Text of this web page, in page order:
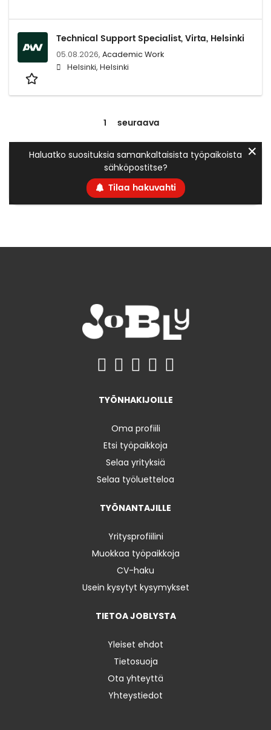
Technical Support Specialist, Virta, Helsinki
05.08.2026, Academic Work
Helsinki, Helsinki
1 seuraava
Haluatko suosituksia samankaltaisista työpaikoista
sähköpostitse?
Tilaa hakuvahti
✕
TYÖNHAKIJOILLE
Oma profiili
Etsi työpaikkoja
Selaa yrityksiä
Selaa työluetteloa
TYÖNANTAJILLE
Yritysprofiilini
Muokkaa työpaikkoja
CV-haku
Usein kysytyt kysymykset
TIETOA JOBLYSTA
Yleiset ehdot
Tietosuoja
Ota yhteyttä
Yhteystiedot